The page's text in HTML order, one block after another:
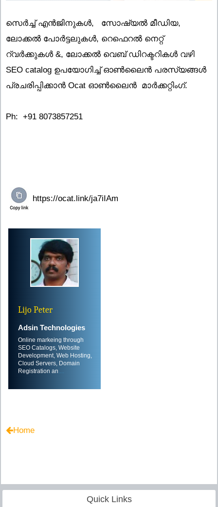
സെർച്ച് എൻജിനുകൾ, സോഷ്യൽ മീഡിയ,
ലോക്കൽ പോർട്ടലുകൾ, റെഫെറൽ നെറ്റ്
റ്വർക്കുകൾ &, ലോക്കൽ വെബ് ഡിറക്ടറികൾ വഴി
SEO catalog ഉപയോഗിച്ച് ഓൺലൈൻ പരസ്യങ്ങൾ
പ്രചരിപ്പിക്കാൻ Ocat ഓൺലൈൻ മാർക്കറ്റിംഗ്.
Ph: +91 8073857251
Lijo Peter
Adsin Technologies
Online markeing through
SEO Catalogs, Website
Development, Web Hosting,
Cloud Servers, Domain
Registration an....
Home
Quick Links